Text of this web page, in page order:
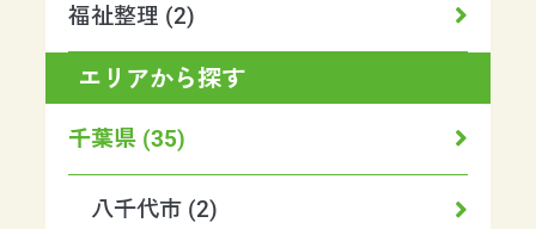
福祉整理 (2)
エリアから探す
千葉県 (35)
八千代市 (2)